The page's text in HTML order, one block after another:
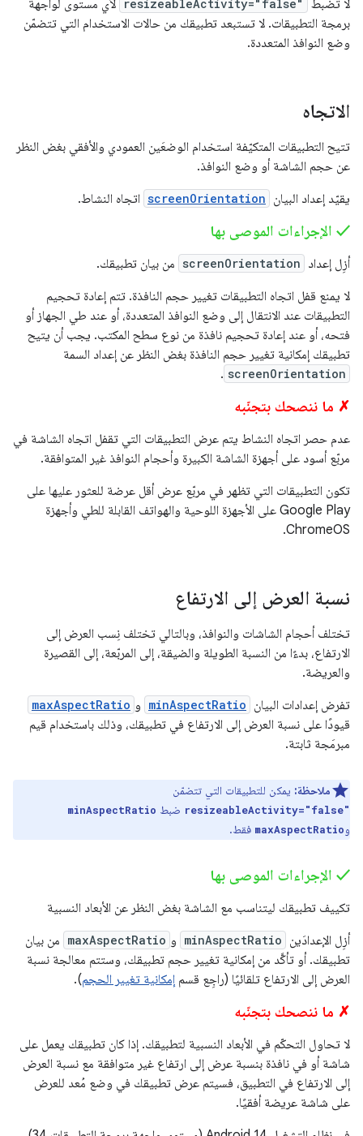
لا تضبط resizeableActivity="false" لأي مستوى لواجهة
برمجة التطبيقات. لا تستبعد تطبيقك من حالات الاستخدام التي تتضمّن
وضع النوافذ المتعددة.
الاتجاه
تتيح التطبيقات المتكيّفة استخدام الوضعَين العمودي والأفقي بغض النظر
عن حجم الشاشة أو وضع النوافذ.
يقيّد إعداد البيان screenOrientation اتجاه النشاط.
‫✓ الإجراءات الموصى بها
أزِل إعداد screenOrientation من بيان تطبيقك.
لا يمنع قفل اتجاه التطبيقات تغيير حجم النافذة. تتم إعادة تحجيم
التطبيقات عند الانتقال إلى وضع النوافذ المتعددة، أو عند طي الجهاز أو
فتحه، أو عند إعادة تحجيم نافذة من نوع سطح المكتب. يجب أن يتيح
تطبيقك إمكانية تغيير حجم النافذة بغض النظر عن إعداد السمة
screenOrientation
.
✗ ما ننصحك بتجنّبه
عدم حصر اتجاه النشاط يتم عرض التطبيقات التي تقفل اتجاه الشاشة في
مربّع أسود على أجهزة الشاشة الكبيرة وأحجام النوافذ غير المتوافقة.
تكون التطبيقات التي تظهر في مربّع عرض أقل عرضة للعثور عليها على
Google Play على الأجهزة اللوحية والهواتف القابلة للطي وأجهزة
ChromeOS.
نسبة العرض إلى الارتفاع
تختلف أحجام الشاشات والنوافذ، وبالتالي تختلف نِسب العرض إلى
الارتفاع، بدءًا من النسبة الطويلة والضيقة، إلى المربّعة، إلى القصيرة
والعريضة.
تفرض إعدادات البيان minAspectRatio و maxAspectRatio
قيودًا على نسبة العرض إلى الارتفاع في تطبيقك، وذلك باستخدام قيم
مبرمَجة ثابتة.
ملاحظة: يمكن للتطبيقات التي تتضمّن
resizeableActivity="false" ضبط minAspectRatio
وmaxAspectRatio فقط.
‫✓ الإجراءات الموصى بها
تكييف تطبيقك ليتناسب مع الشاشة بغض النظر عن الأبعاد النسبية
أزِل الإعدادَين minAspectRatio و maxAspectRatio من بيان
تطبيقك. أو تأكَّد من إمكانية تغيير حجم تطبيقك، وستتم معالجة نسبة
العرض إلى الارتفاع تلقائيًا (راجِع قسم إمكانية تغيير الحجم).
✗ ما ننصحك بتجنّبه
لا تحاول التحكّم في الأبعاد النسبية لتطبيقك. إذا كان تطبيقك يعمل على
شاشة أو في نافذة بنسبة عرض إلى ارتفاع غير متوافقة مع نسبة العرض
إلى الارتفاع في التطبيق، فسيتم عرض تطبيقك في وضع مُعد للعرض
على شاشة عريضة أفقيًا.